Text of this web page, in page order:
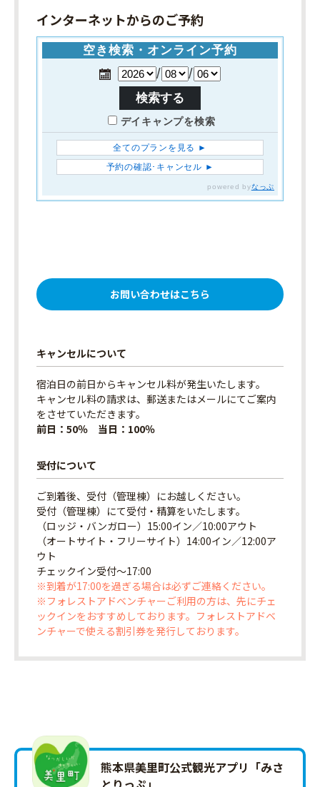
インターネットからのご予約
お問い合わせはこちら
キャンセルについて
宿泊日の前日からキャンセル料が発生いたします。
キャンセル料の請求は、郵送またはメールにてご案内
をさせていただきます。
前日：50％ 当日：100％
受付について
ご到着後、受付（管理棟）にお越しください。
受付（管理棟）にて受付・精算をいたします。
（ロッジ・バンガロー）15:00イン／10:00アウト
（オートサイト・フリーサイト）14:00イン／12:00ア
ウト
チェックイン受付〜17:00
※到着が17:00を過ぎる場合は必ずご連絡ください。
※フォレストアドベンチャーご利用の方は、先にチェ
ックインをおすすめしております。フォレストアドベ
ンチャーで使える割引券を発行しております。
熊本県美里町公式観光アプリ「みさ